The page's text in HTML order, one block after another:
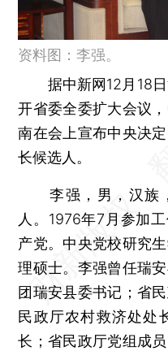
资料图：李强。
据中新网12月18日
开省委全委扩大会议
南在会上宣布中央决
长候选人。
李强，男，汉族
人。1976年7月参加
产党。中央党校研究
理硕士。李强曾任瑞
团瑞安县委书记；省
民政厅农村救济处处
长；省民政厅党组成